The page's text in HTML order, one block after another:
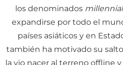
los denominados
expandirse por todo el
países asiáticos y en
también ha motivado su
la vio nacer al terreno offline